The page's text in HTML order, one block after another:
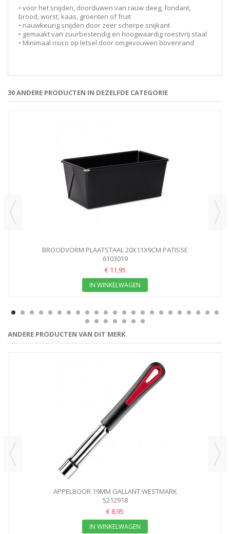
• voor het snijden, doorduwen van rauw deeg, fondant,
brood, worst, kaas, groenten of fruit
• nauwkeurig snijden door zeer scherpe snijkant
• gemaakt van zuurbestendig en hoogwaardig roestvrij staal
• Minimaal risico op letsel door omgevouwen bovenrand
30 ANDERE PRODUCTEN IN DEZELFDE CATEGORIE
BROODVORM PLAATSTAAL 20X11X9CM PATISSE
6103019
€ 11,95
IN WINKELWAGEN
ANDERE PRODUCTEN VAN DIT MERK
APPELBOOR 19MM GALLANT WESTMARK
5212918
€ 8,95
IN WINKELWAGEN